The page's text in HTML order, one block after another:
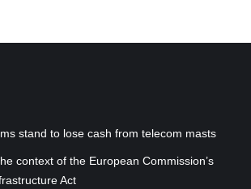
stand to lose cash from telecom masts
context of the European Commission’s
Act